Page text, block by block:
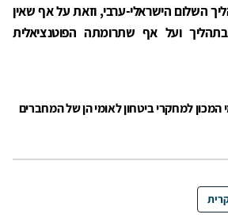
השלום הישראלי-ערבי, וזאת על אף שאין
ועל אף שתרומתה הפוטנציאלית
למחקרי ביטחון לאומי הן של המחברים